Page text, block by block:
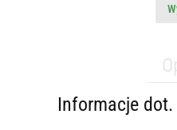
Informacje